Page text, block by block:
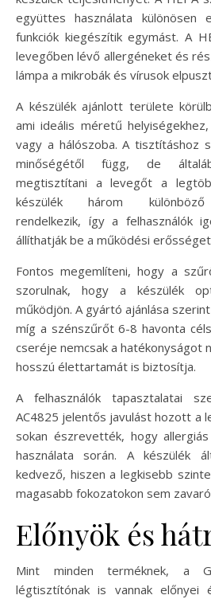
együttes használata különösen
funkciók kiegészítik egymást. A
levegőben lévő allergéneket és
lámpa a mikrobák és vírusok
A készülék ajánlott területe
ami ideális méretű
vagy a hálószoba. A tisztításhoz
minőségétől függ, de
megtisztítani a levegőt a
készülék három különböző
rendelkezik, így a felhasználók
állíthatják be a működési
Fontos megemlíteni, hogy a
szorulnak, hogy a készülék
működjön. A gyártó ajánlása
míg a szénszűrőt 6-8 havonta
cseréje nemcsak a hatékonyságot
hosszú élettartamát is biztosítja.
A felhasználók tapasztalatai
AC4825 jelentős javulást hozott a
sokan észrevették, hogy
használata során. A készülék
kedvező, hiszen a legkisebb
magasabb fokozatokon sem
Előnyök és
Mint minden terméknek, a
légtisztítónak is vannak előnyei